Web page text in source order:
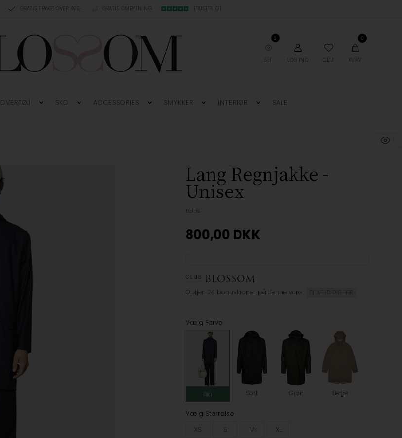
GRATIS FRAGT OVER 499,- GRATIS OMBYTNING TRUSTPILOT
SET
1
LOG IND GEM
0
KURV
OVERTØJ SKO ACCESSORIES SMYKKER INTERIØR SALE
Lang Regnjakke -
Unisex
Rains
800,00 DKK
Optjen 24 bonuskroner på denne vare TILMELD DIG HER
Vælg Farve
Blå Sort Grøn Beige
Vælg Størrelse
XS
S M XL
1